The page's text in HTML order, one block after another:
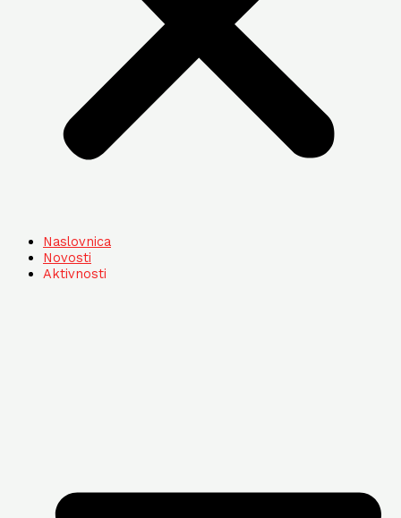
Naslovnica
Novosti
Aktivnosti